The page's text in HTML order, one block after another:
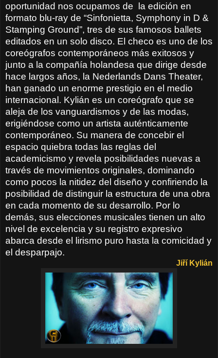
oportunidad nos ocupamos de la edición en
formato blu-ray de “Sinfonietta, Symphony in D &
Stamping Ground”, tres de sus famosos ballets
editados en un solo disco. El checo es uno de los
coreógrafos contemporáneos más exitosos y
junto a la compañía holandesa que dirige desde
hace largos años, la Nederlands Dans Theater,
han ganado un enorme prestigio en el medio
internacional. Kylián es un coreógrafo que se
aleja de los vanguardismos y de las modas,
erigiéndose como un artista auténticamente
contemporáneo. Su manera de concebir el
espacio quiebra todas las reglas del
academicismo y revela posibilidades nuevas a
través de movimientos originales, dominando
como pocos la nitidez del diseño y confiriendo la
posibilidad de distinguir la estructura de una obra
en cada momento de su desarrollo. Por lo
demás, sus elecciones musicales tienen un alto
nivel de excelencia y su registro expresivo
abarca desde el lirismo puro hasta la comicidad y
el desparpajo.
Jiří Kylián